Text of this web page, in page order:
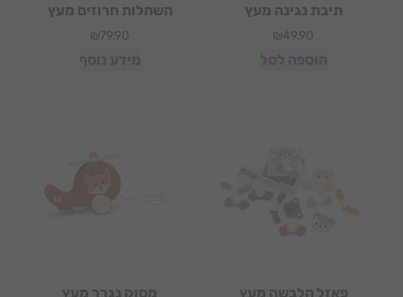
תיבת נגינה מעץ
₪49.90
השחלות חרוזים מעץ
₪ 79.90
פאזל הלבשה מעץ מסוק נגרר מעץ